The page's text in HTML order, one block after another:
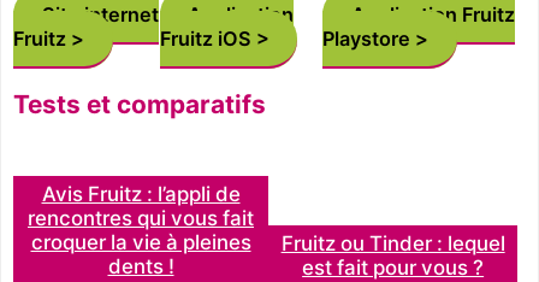
Site internet
Fruitz
Application
Fruitz iOS
Application Fruitz
Playstore
Tests et comparatifs
Avis Fruitz : l’appli de
rencontres qui vous fait
croquer la vie à pleines
dents !
Fruitz ou Tinder : lequel
est fait pour vous ?